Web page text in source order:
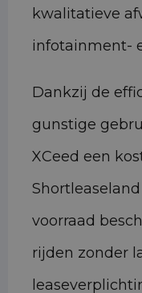
kwalitatieve
infotainment-
Dankzij de
gunstige
XCeed een
voorraad
rijden zonder